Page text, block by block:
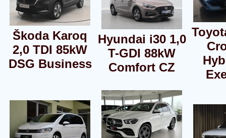
Škoda Karoq
2,0 TDI 85kW
DSG Business
Hyundai i30 1,0
T-GDI 88kW
Comfort CZ